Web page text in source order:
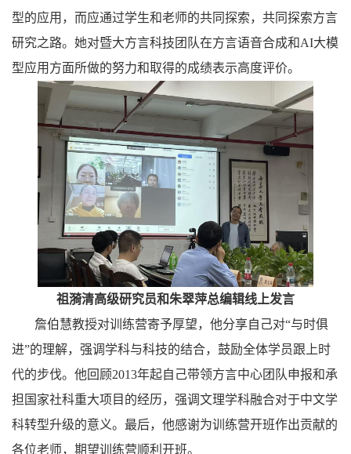
型的应用，而应通过学生和老师的共同探索，共同探索方言
研究之路。 她对暨大方言科技团队在方言语音合成和AI大模
型应用方面所做的努力和取得的成绩表示高度评价。
祖漪清高级研究员和朱翠萍总编辑线上发言
詹伯慧教授对训练营寄予厚望，他分享自己对“与时俱
进”的理解，强调 学科与科技的结合，鼓励全体学员跟上时
代的步伐。他回顾2013年起自己带领方言中心团队申报和承
担 国家社科重大项目的经历， 强调文理学科融合对于中文学
科转型升级的意义。最后，他感谢为训练营开班作出贡献的
各位老师， 期望训练营顺利开班。